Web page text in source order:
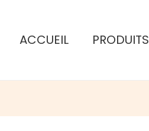
ACCUEIL PRODUITS